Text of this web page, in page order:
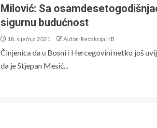
Milović: Sa
sigurnu budućnost
18. siječnja 2021. Autor: Redakcija HB
Činjenica da u Bosni i Hercegovini netko još
da je Stjepan Mesić...